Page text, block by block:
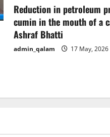
Reduction in petroleum
cumin in the mouth of a
Ashraf Bhatti
admin_qalam 17 May, 2026